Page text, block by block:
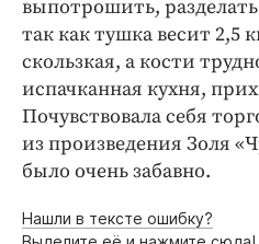
выпотрошить,
так как тушка весит 2,5
скользкая, а кости
испачканная кухня,
Почувствовала себя
из произведения Золя
было очень забавно.
Нашли в тексте ошибку?